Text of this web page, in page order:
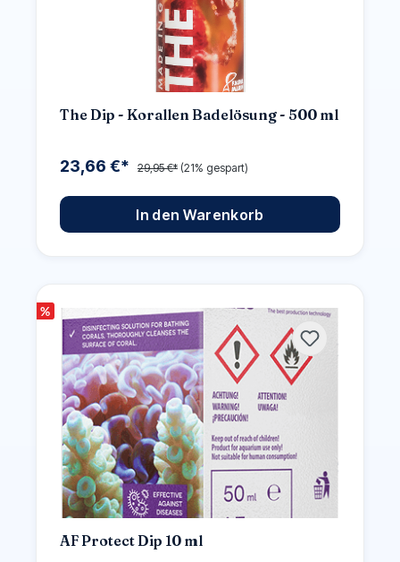
The Dip - Korallen Badelösung - 500 ml
23,66 €* 29,95 €* (21% gespart)
In den Warenkorb
%
AF Protect Dip 10 ml